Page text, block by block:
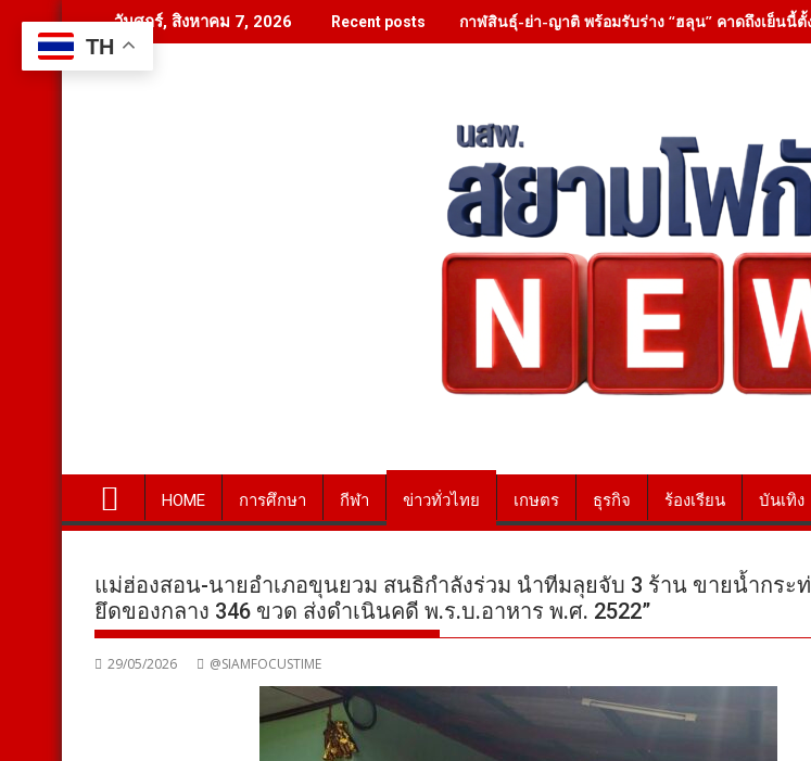
to
content
วันศุกร์, สิงหาคม 7, 2026 Recent posts กาฬสินธุ์-ย่า-ญาติ พร้อมรับร่าง “ฮลุน” คาดถึงเย็นนี้
HOME การศึกษา กีฬา ข่าวทั่วไทย เกษตร ธุรกิจ ร้องเรียน บันเทิง
แม่ฮ่องสอน-นายอำเภอขุนยวม สนธิกำลังร่วม นำทีมลุยจับ 3 ร้าน ขายน้ำกระ
ยึดของกลาง 346 ขวด ส่งดำเนินคดี พ.ร.บ.อาหาร พ.ศ. 2522”
29/05/2026 @SIAMFOCUSTIME
TH